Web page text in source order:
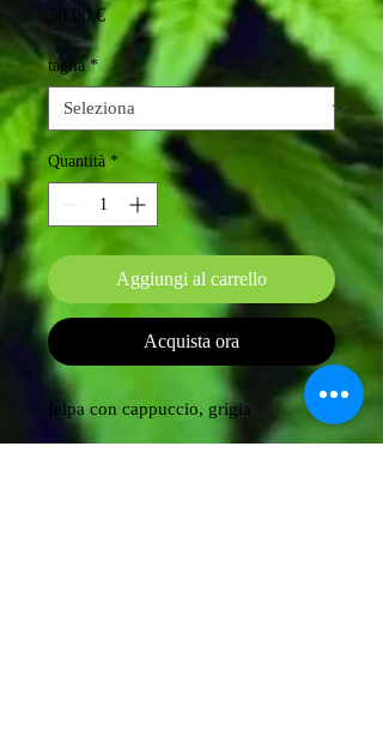
30,00 €Prezzo
taglia *
Quantità *
Aggiungi al carrello
Acquista ora
felpa con cappuccio, grigia